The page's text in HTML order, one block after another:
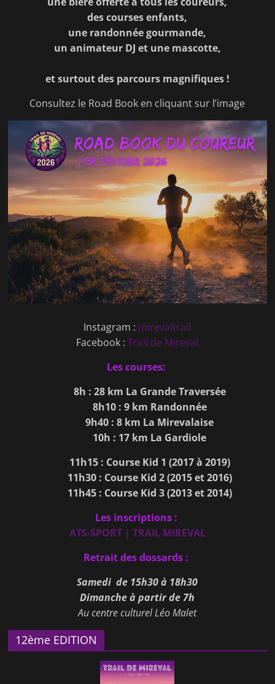
des courses enfants,
une randonnée gourmande,
un animateur DJ et une mascotte,
et surtout des parcours magnifiques !
Consultez le Road Book en cliquant sur l’image
Instagram : mirevaltrail
Facebook :Trail de Mireval
Les courses:
8h : 28 km La Grande Traversée
8h10 : 9 km Randonnée
9h40 : 8 km La Mirevalaise
10h : 17 km La Gardiole
11h15 : Course Kid 1 (2017 à 2019)
11h30 : Course Kid 2 (2015 et 2016)
11h45 : Course Kid 3 (2013 et 2014)
Les inscriptions :
ATS-SPORT | TRAIL MIREVAL
Retrait des dossards :
Samedi de 15h30 à 18h30
Dimanche à partir de 7h
Au centre culturel Léo Malet
12ème EDITION